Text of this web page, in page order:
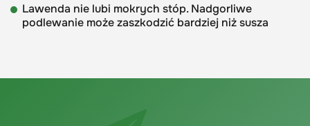
Lawenda nie lubi mokrych stóp. Nadgorliwe
podlewanie może zaszkodzić bardziej niż susza